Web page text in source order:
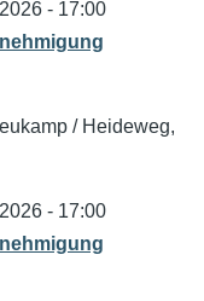
- 17:00
/ Heideweg,
- 17:00